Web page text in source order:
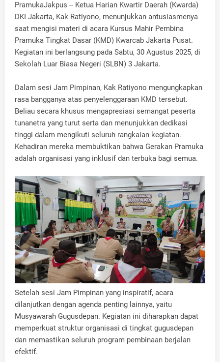
PramukaJakpus -- Ketua Harian Kwartir Daerah (Kwarda)
DKI Jakarta, Kak Ratiyono, menunjukkan antusiasmenya
saat mengisi materi di acara Kursus Mahir Pembina
Pramuka Tingkat Dasar (KMD) Kwarcab Jakarta Pusat.
Kegiatan ini berlangsung pada Sabtu, 30 Agustus 2025, di
Sekolah Luar Biasa Negeri (SLBN) 3 Jakarta.
‎Dalam sesi Jam Pimpinan, Kak Ratiyono mengungkapkan
rasa bangganya atas penyelenggaraan KMD tersebut.
Beliau secara khusus mengapresiasi semangat peserta
tunanetra yang turut serta dan menunjukkan dedikasi
tinggi dalam mengikuti seluruh rangkaian kegiatan.
Kehadiran mereka membuktikan bahwa Gerakan Pramuka
adalah organisasi yang inklusif dan terbuka bagi semua.
‎‎Setelah sesi Jam Pimpinan yang inspiratif, acara
dilanjutkan dengan agenda penting lainnya, yaitu
Musyawarah Gugusdepan. Kegiatan ini diharapkan dapat
memperkuat struktur organisasi di tingkat gugusdepan
dan memastikan seluruh program pembinaan berjalan
efektif.